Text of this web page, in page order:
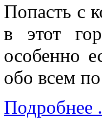
Попасть с
в этот
особенно
обо всем
Подробнее